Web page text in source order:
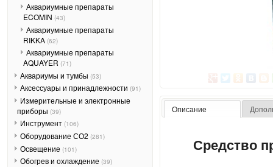
Описание
Средство
Аквариумные препараты
ECOMIN (43)
Аквариумные препараты
RIKKA (62)
Аквариумные препараты
AQUAYER (71)
Аквариумы и тумбы (53)
Аксессуары и принадлежности (91)
Измерительные и электронные
приборы (39)
Инструмент (106)
Оборудование СО2 (281)
Освещение (101)
Обогрев и охлаждение (39)